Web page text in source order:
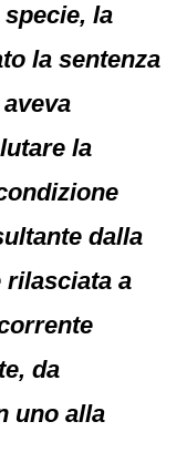
la
la sentenza
la
dalla
rilasciata a
da
uno alla